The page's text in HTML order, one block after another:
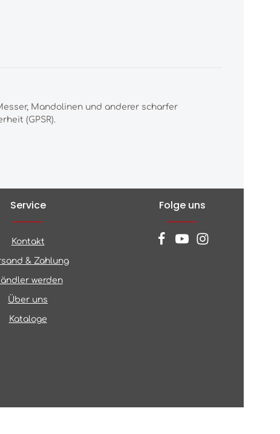
Mandolinen und anderer scharfer
(GPSR).
Service
Kontakt
& Zahlung
werden
Über uns
Kataloge
Folge uns